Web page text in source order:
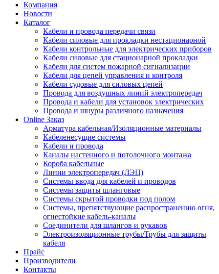
Компания
Новости
Каталог
Кабели и провода передачи связи
Кабели силовые для прокладки нестационарной
Кабели контрольные для электрических приборов
Кабели силовые для стационарной прокладки
Кабели для систем пожарной сигнализации
Кабели для цепей управления и контроля
Кабели судовые для силовых цепей
Провода для воздушных линий электропередач
Провода и кабели для установок электрических
Провода и шнуры различного назначения
Online Заказ
Арматура кабельная/Изоляционные материалы
Кабеленесущие системы
Кабели и провода
Каналы настенного и потолочного монтажа
Короба кабельные
Линии электропередач (ЛЭП)
Системы ввода для кабелей и проводов
Системы защиты шланговые
Системы скрытой проводки под полом
Системы, препятствующие распространению огня,
огнестойкие кабель-каналы
Соединители для шлангов и рукавов
Электроизоляционные трубы/Трубы для защиты
кабеля
Прайс
Производители
Контакты